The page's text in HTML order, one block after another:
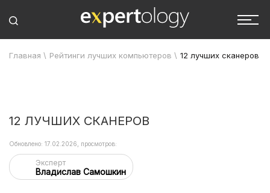
Главная \ Рейтинги лучших компьютеров \ 12 лучших сканеров
12 ЛУЧШИХ СКАНЕРОВ
Эксперт
Владислав Самошкин
Обновлено: 17.02.2026, просмотров: